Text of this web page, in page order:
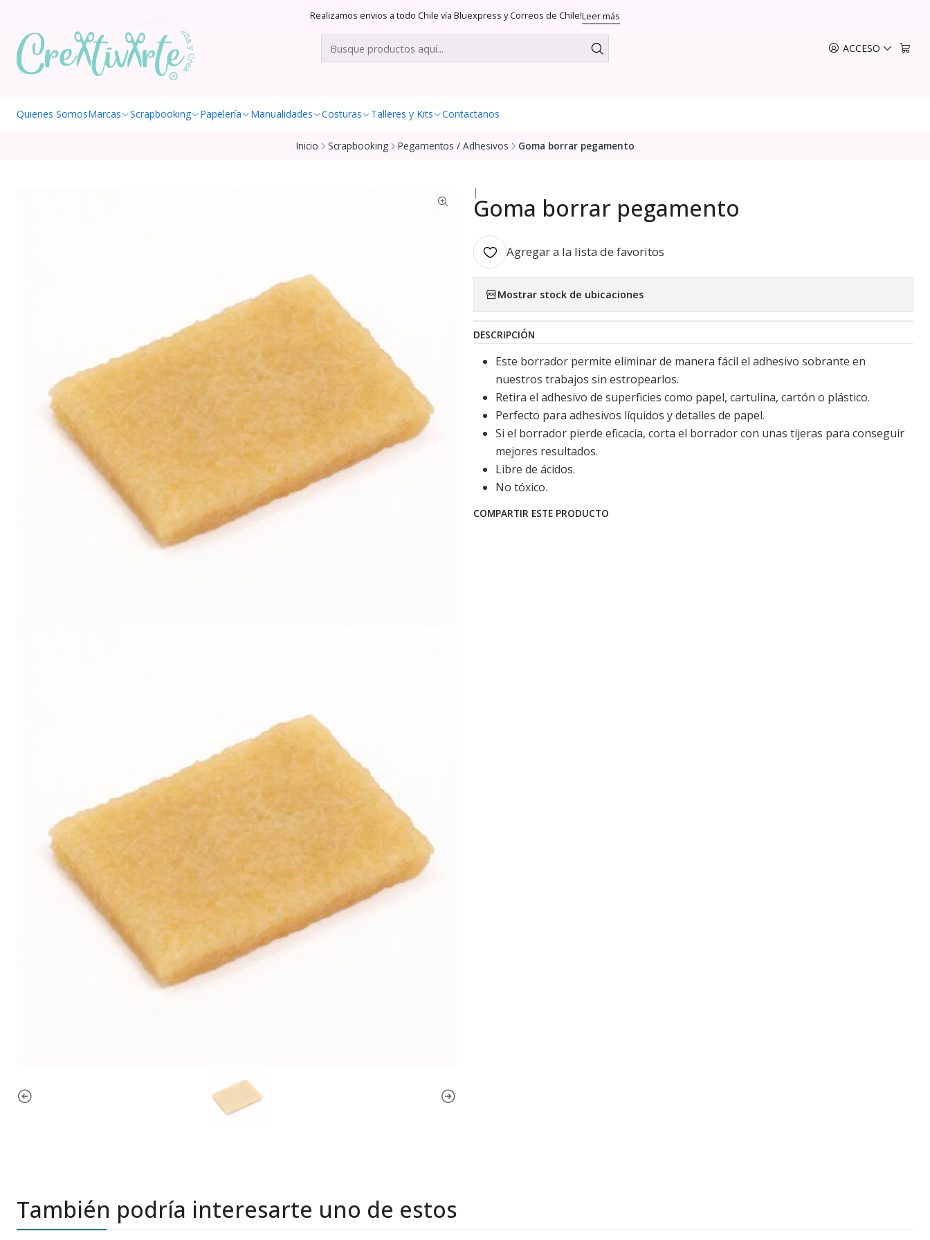
ACCESO
Quienes SomosMarcas Scrapbooking Papelería Manualidades Costuras Talleres y Kits Contactanos
Realizamos envios a todo Chile vía Bluexpress y Correos de Chile!Leer más
Inicio Scrapbooking Pegamentos / Adhesivos Goma borrar pegamento
|
Goma borrar pegamento
Agregar a la lista de favoritos
Mostrar stock de ubicaciones
DESCRIPCIÓN
Este borrador permite eliminar de manera fácil el adhesivo sobrante en
nuestros trabajos sin estropearlos.
Retira el adhesivo de superficies como papel, cartulina, cartón o plástico.
Perfecto para adhesivos líquidos y detalles de papel.
Si el borrador pierde eficacia, corta el borrador con unas tijeras para conseguir
mejores resultados.
Libre de ácidos.
No tóxico.
COMPARTIR ESTE PRODUCTO
También podría interesarte uno de estos